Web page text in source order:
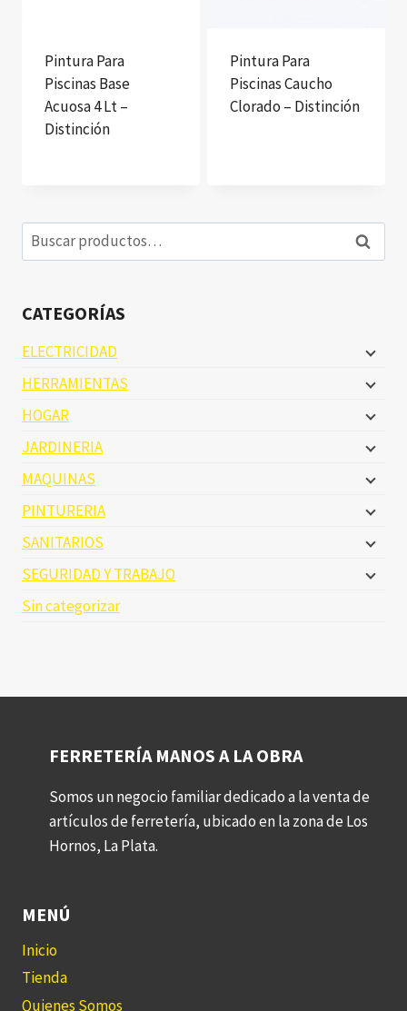
Pintura Para
Piscinas Base
Acuosa 4 Lt –
Distinción
Pintura Para
Piscinas Caucho
Clorado – Distinción
Buscar
por:
Buscar
CATEGORÍAS
ELECTRICIDAD
HERRAMIENTAS
HOGAR
JARDINERIA
MAQUINAS
PINTURERIA
SANITARIOS
SEGURIDAD Y TRABAJO
Sin categorizar
FERRETERÍA MANOS A LA OBRA
Somos un negocio familiar dedicado a la venta de
artículos de ferretería, ubicado en la zona de Los
Hornos, La Plata.
MENÚ
Inicio
Tienda
Quienes Somos